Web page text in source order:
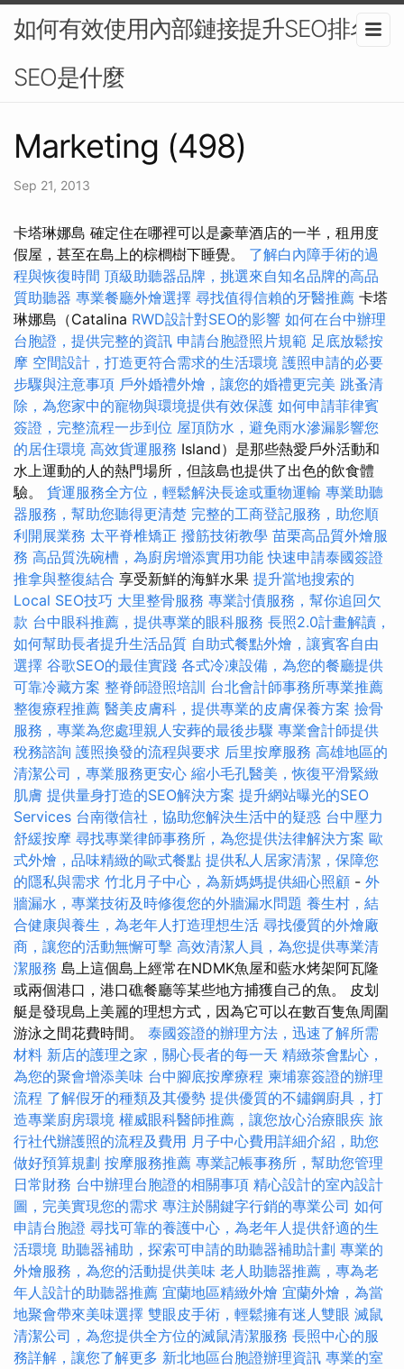
如何有效使用內部鏈接提升SEO排名-
SEO是什麼
Marketing (498)
Sep 21, 2013
卡塔琳娜島 確定住在哪裡可以是豪華酒店的一半，租用度
假屋，甚至在島上的棕櫚樹下睡覺。 了解白內障手術的過
程與恢復時間 頂級助聽器品牌，挑選來自知名品牌的高品
質助聽器 專業餐廳外燴選擇 尋找值得信賴的牙醫推薦 卡塔
琳娜島（Catalina RWD設計對SEO的影響 如何在台中辦理
台胞證，提供完整的資訊 申請台胞證照片規範 足底放鬆按
摩 空間設計，打造更符合需求的生活環境 護照申請的必要
步驟與注意事項 戶外婚禮外燴，讓您的婚禮更完美 跳蚤清
除，為您家中的寵物與環境提供有效保護 如何申請菲律賓
簽證，完整流程一步到位 屋頂防水，避免雨水滲漏影響您
的居住環境 高效貨運服務 Island）是那些熱愛戶外活動和
水上運動的人的熱門場所，但該島也提供了出色的飲食體
驗。 貨運服務全方位，輕鬆解決長途或重物運輸 專業助聽
器服務，幫助您聽得更清楚 完整的工商登記服務，助您順
利開展業務 太平脊椎矯正 撥筋技術教學 苗栗高品質外燴服
務 高品質洗碗槽，為廚房增添實用功能 快速申請泰國簽證
推拿與整復結合 享受新鮮的海鮮水果 提升當地搜索的
Local SEO技巧 大里整骨服務 專業討債服務，幫你追回欠
款 台中眼科推薦，提供專業的眼科服務 長照2.0計畫解讀，
如何幫助長者提升生活品質 自助式餐點外燴，讓賓客自由
選擇 谷歌SEO的最佳實踐 各式冷凍設備，為您的餐廳提供
可靠冷藏方案 整脊師證照培訓 台北會計師事務所專業推薦
整復療程推薦 醫美皮膚科，提供專業的皮膚保養方案 撿骨
服務，專業為您處理親人安葬的最後步驟 專業會計師提供
稅務諮詢 護照換發的流程與要求 后里按摩服務 高雄地區的
清潔公司，專業服務更安心 縮小毛孔醫美，恢復平滑緊緻
肌膚 提供量身打造的SEO解決方案 提升網站曝光的SEO
Services 台南徵信社，協助您解決生活中的疑惑 台中壓力
舒緩按摩 尋找專業律師事務所，為您提供法律解決方案 歐
式外燴，品味精緻的歐式餐點 提供私人居家清潔，保障您
的隱私與需求 竹北月子中心，為新媽媽提供細心照顧 - 外
牆漏水，專業技術及時修復您的外牆漏水問題 養生村，結
合健康與養生，為老年人打造理想生活 尋找優質的外燴廠
商，讓您的活動無懈可擊 高效清潔人員，為您提供專業清
潔服務 島上這個島上經常在NDMK魚屋和藍水烤架阿瓦隆
或兩個港口，港口礁餐廳等某些地方捕獲自己的魚。 皮划
艇是發現島上美麗的理想方式，因為它可以在數百隻魚周圍
游泳之間花費時間。 泰國簽證的辦理方法，迅速了解所需
材料 新店的護理之家，關心長者的每一天 精緻茶會點心，
為您的聚會增添美味 台中腳底按摩療程 柬埔寨簽證的辦理
流程 了解假牙的種類及其優勢 提供優質的不鏽鋼廚具，打
造專業廚房環境 權威眼科醫師推薦，讓您放心治療眼疾 旅
行社代辦護照的流程及費用 月子中心費用詳細介紹，助您
做好預算規劃 按摩服務推薦 專業記帳事務所，幫助您管理
日常財務 台中辦理台胞證的相關事項 精心設計的室內設計
圖，完美實現您的需求 專注於關鍵字行銷的專業公司 如何
申請台胞證 尋找可靠的養護中心，為老年人提供舒適的生
活環境 助聽器補助，探索可申請的助聽器補助計劃 專業的
外燴服務，為您的活動提供美味 老人助聽器推薦，專為老
年人設計的助聽器推薦 宜蘭地區精緻外燴 宜蘭外燴，為當
地聚會帶來美味選擇 雙眼皮手術，輕鬆擁有迷人雙眼 滅鼠
清潔公司，為您提供全方位的滅鼠清潔服務 長照中心的服
務詳解，讓您了解更多 新北地區台胞證辦理資訊 專業的室